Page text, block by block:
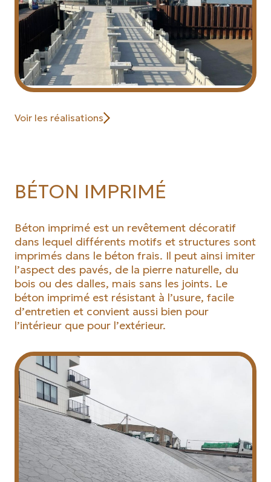
Voir les réalisations
BÉTON IMPRIMÉ
Béton imprimé est un revêtement décoratif
dans lequel différents motifs et structures sont
imprimés dans le béton frais. Il peut ainsi imiter
l’aspect des pavés, de la pierre naturelle, du
bois ou des dalles, mais sans les joints. Le
béton imprimé est résistant à l’usure, facile
d’entretien et convient aussi bien pour
l’intérieur que pour l’extérieur.